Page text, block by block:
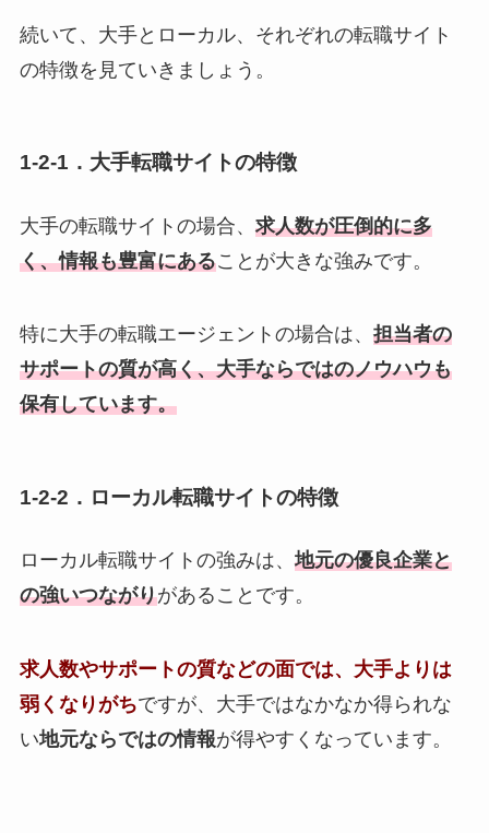
続いて、大手とローカル、それぞれの転職サイト
の特徴を見ていきましょう。
1-2-1．大手転職サイトの特徴
大手の転職サイトの場合、 求人数が圧倒的に多
く、情報も豊富にあることが大きな強みです。
特に大手の転職エージェントの場合は、 担当者の
サポートの質が高く、大手ならではのノウハウも
保有しています。
1-2-2．ローカル転職サイトの特徴
ローカル転職サイトの強みは、地元の優良企業と
の強いつながりがあることです。
求人数やサポートの質などの面では、大手よりは
弱くなりがちですが、大手ではなかなか得られな
い地元ならではの情報が得やすくなっています。